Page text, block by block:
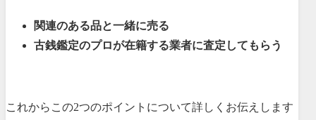
関連のある品と一緒に売る
古銭鑑定のプロが在籍する業者に査定してもらう
これからこの2つのポイントについて詳しくお伝えします